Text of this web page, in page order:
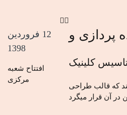
پردازی و
کلینیک
که قالب طراحی
در آن قرار میگرد
12 فروردین
1398
افتتاح شعبه
مرکزی